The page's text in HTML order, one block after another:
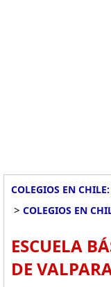
COLEGIOS EN
> COLEGIOS EN
ESCUELA
DE